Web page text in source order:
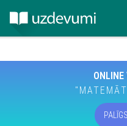
ONLINE